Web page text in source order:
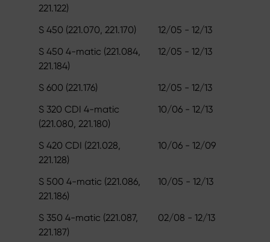
221.122)
S 450 (221.070, 221.170)
12/05 - 12/13
S 450 4-matic (221.084,
221.184)
12/05 - 12/13
S 600 (221.176)
12/05 - 12/13
S 320 CDI 4-matic
(221.080, 221.180)
10/06 - 12/13
S 420 CDI (221.028,
221.128)
10/06 - 12/09
S 500 4-matic (221.086,
221.186)
10/05 - 12/13
S 350 4-matic (221.087,
221.187)
02/08 - 12/13